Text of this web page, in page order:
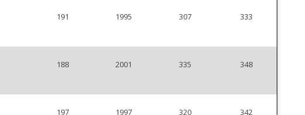
191 1995 307 333
188 2001 335 348
197 1997 320 342